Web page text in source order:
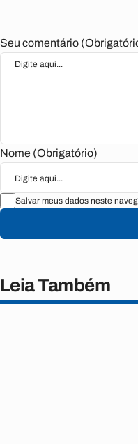
Seu comentário
Nome (Obrigatório)
Salvar meus dados neste
Leia Também